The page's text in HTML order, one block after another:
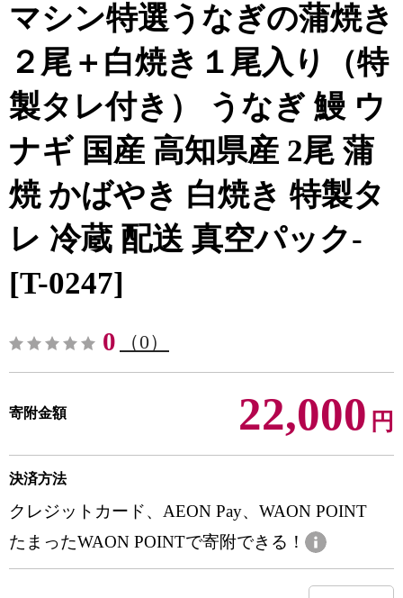
マシン特選うなぎの蒲焼き
２尾＋白焼き１尾入り（特
製タレ付き） うなぎ 鰻 ウ
ナギ 国産 高知県産 2尾 蒲
焼 かばやき 白焼き 特製タ
レ 冷蔵 配送 真空パック-
[T-0247]
0 （0）
寄附金額 22,000 円
決済方法
クレジットカード、AEON Pay、WAON POINT
たまったWAON POINTで寄附できる！